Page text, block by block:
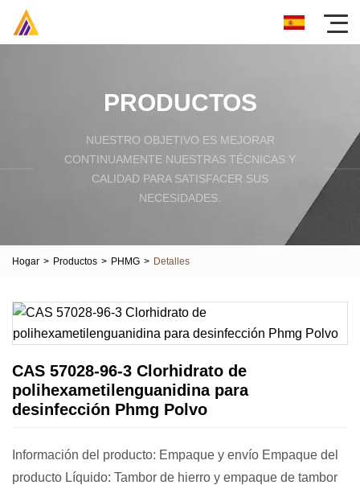
PRODUCTOS
NUESTRO OBJETIVO ES MEJORAR
CONTINUAMENTE NUESTRAS TÉCNICAS Y
CALIDAD PARA SATISFACER SUS
NECESIDADES.
Hogar > Productos > PHMG > Detalles
CAS 57028-96-3 Clorhidrato de
polihexametilenguanidina para
desinfección Phmg Polvo
Información del producto: Empaque y envío Empaque del
producto Líquido: Tambor de hierro y empaque de tambor